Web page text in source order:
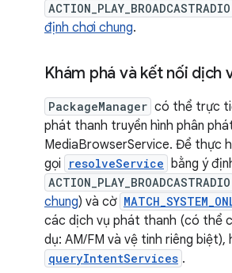
ACTION_PLAY_BROADCASTRADIO
định chơi chung.
Khám phá và kết nối dịch
PackageManager có thể trực
phát thanh truyền hình phân
MediaBrowserService. Để thực
gọi
resolveService bằng ý
ACTION_PLAY_BROADCASTRADIO
chung) và cờ
các dịch vụ phát thanh (có thể
dụ: AM/FM và vệ tinh riêng biệt),
queryIntentServices .